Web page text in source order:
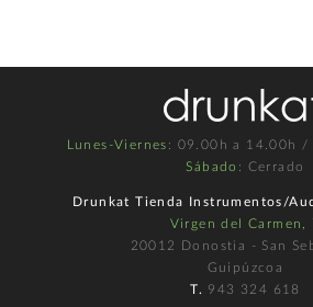
Lunes-Viernes : 09.00h a 14.00h /
Sábado : Cerrado
Drunkat Tienda Instrumentos/
Virgen del Carmen,
20012 Donostia - San
Guipúzcoa
T. 943 324 618